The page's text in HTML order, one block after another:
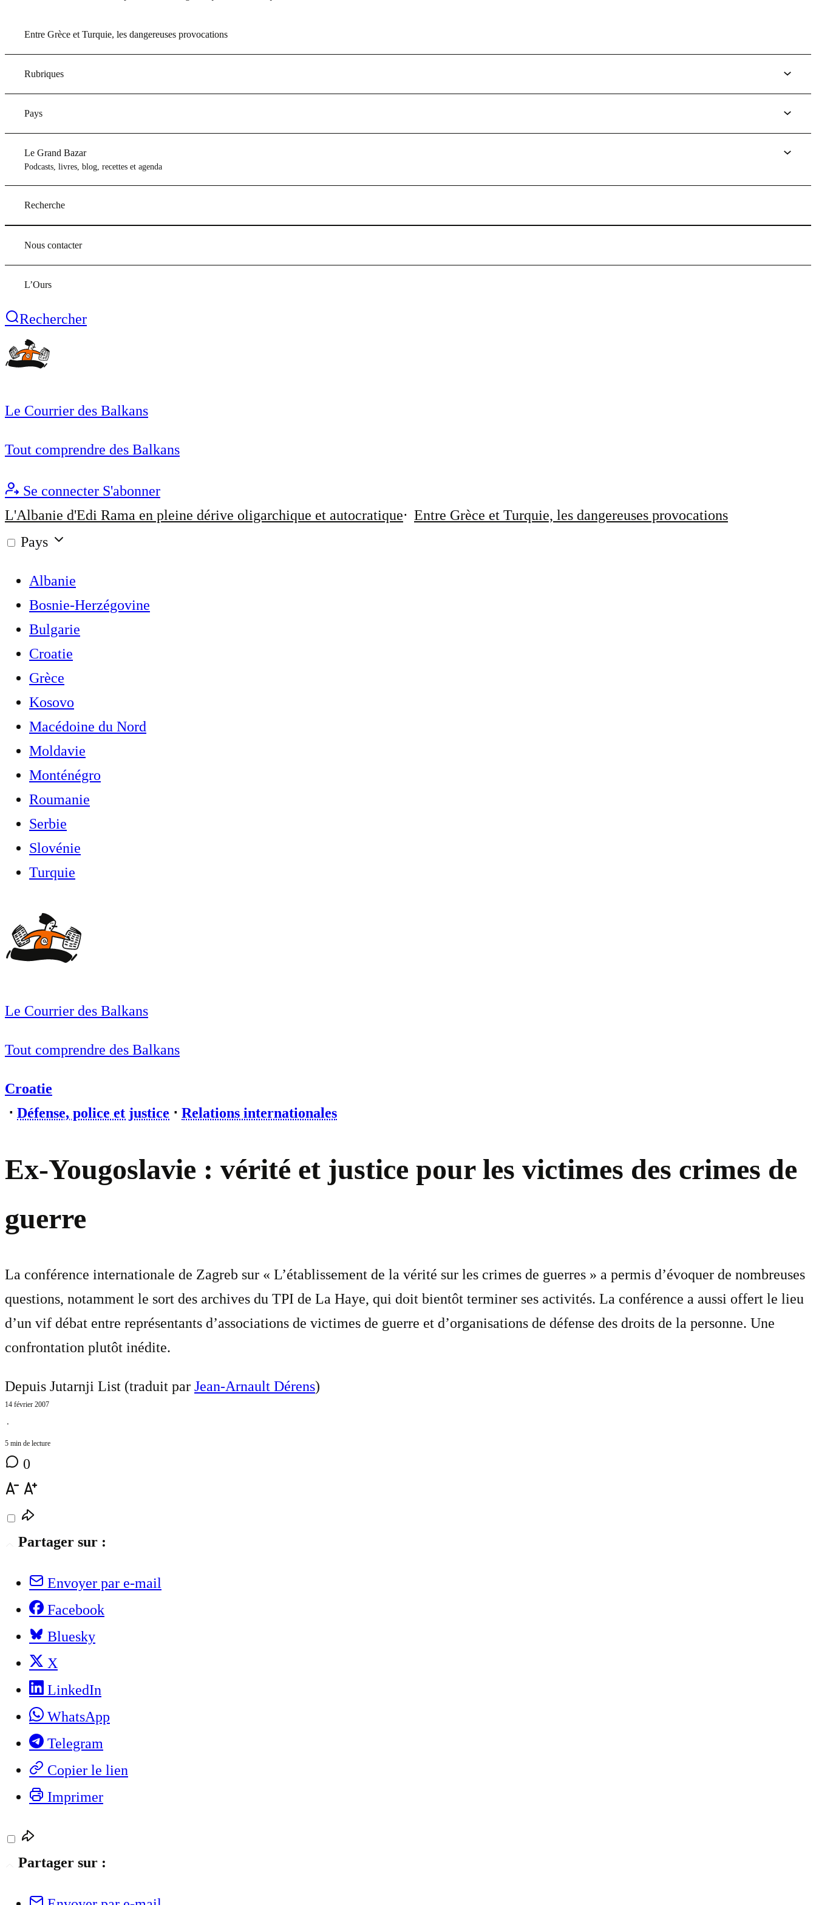
Entre Grèce et Turquie, les dangereuses provocations
Rubriques
Pays
Le Grand Bazar
Podcasts, livres, blog, recettes et agenda
Recherche
Nous contacter
L’Ours
Rechercher
Le Courrier des Balkans
Tout comprendre des Balkans
Se connecter S'abonner
L'Albanie d'Edi Rama en pleine dérive oligarchique et autocratique
Entre Grèce et Turquie, les dangereuses provocations
Pays
Albanie
Bosnie-Herzégovine
Bulgarie
Croatie
Grèce
Kosovo
Macédoine du Nord
Moldavie
Monténégro
Roumanie
Serbie
Slovénie
Turquie
Le Courrier des Balkans
Tout comprendre des Balkans
Croatie
⋅ Défense, police et justice ⋅ Relations internationales
Ex-Yougoslavie : vérité et justice pour les victimes des crimes de
guerre
La conférence internationale de Zagreb sur « L’établissement de la vérité sur les crimes de guerres » a permis d’évoquer de nombreuses
questions, notamment le sort des archives du TPI de La Haye, qui doit bientôt terminer ses activités. La conférence a aussi offert le lieu
d’un vif débat entre représentants d’associations de victimes de guerre et d’organisations de défense des droits de la personne. Une
confrontation plutôt inédite.
Depuis Jutarnji List (traduit par Jean-Arnault Dérens)
14 février 2007
⋅
5 min de lecture
0
Partager sur :
Envoyer par e-mail
Facebook
Bluesky
X
LinkedIn
WhatsApp
Telegram
Copier le lien
Imprimer
Partager sur :